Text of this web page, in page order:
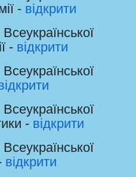
- відкрити
- відкрити
- відкрити
відкрити